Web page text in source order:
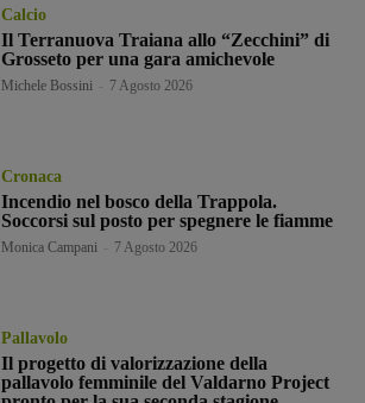
Calcio
Il Terranuova Traiana allo “Zecchini” di
Grosseto per una gara amichevole
Michele Bossini 7 Agosto 2026
Cronaca
Incendio nel bosco della Trappola.
Soccorsi sul posto per spegnere le fiamme
Monica Campani 7 Agosto 2026
Pallavolo
Il progetto di valorizzazione della
pallavolo femminile del Valdarno Project